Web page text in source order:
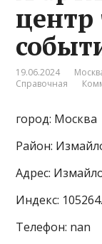
центр
19.06.2024
Справочная
город: Москва
Район:
Адрес:
Индекс:
Телефон: nan